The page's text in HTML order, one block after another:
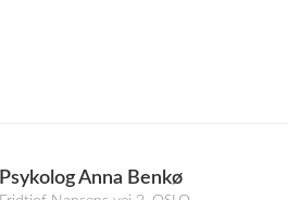
Psykolog Anna Benkø